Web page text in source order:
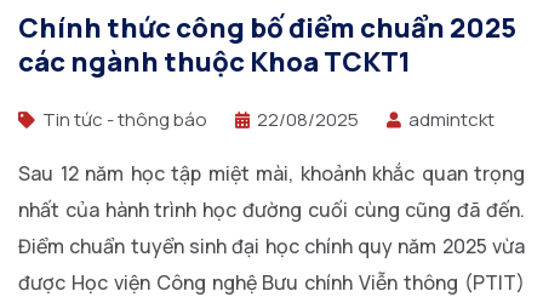
Chính thức công bố điểm chuẩn 2025
các ngành thuộc Khoa TCKT1
Tin tức - thông báo 22/08/2025 admintckt
Sau 12 năm học tập miệt mài, khoảnh khắc quan trọng
nhất của hành trình học đường cuối cùng cũng đã đến.
Điểm chuẩn tuyển sinh đại học chính quy năm 2025 vừa
được Học viện Công nghệ Bưu chính Viễn thông (PTIT)